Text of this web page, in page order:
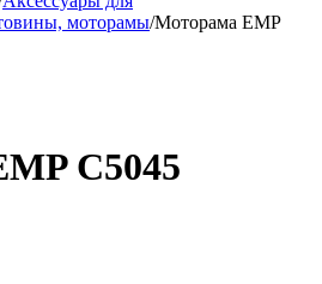
моторамы/Моторама EMP
C5045